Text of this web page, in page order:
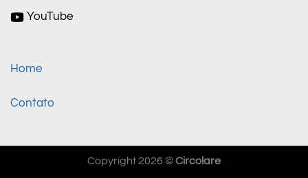
YouTube
Home
Contato
Copyright 2026 ©Circolare